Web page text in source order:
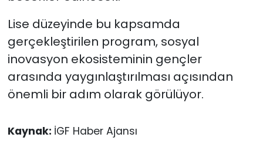
Lise düzeyinde bu kapsamda
gerçekleştirilen program, sosyal
inovasyon ekosisteminin gençler
arasında yaygınlaştırılması açısından
önemli bir adım olarak görülüyor.
Kaynak: İGF Haber Ajansı